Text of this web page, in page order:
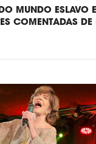
MUNDO ESLAVO
COMENTADAS